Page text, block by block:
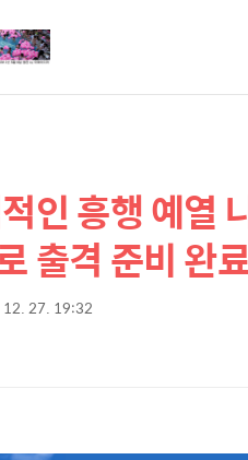
인 흥행 예열
출격 준비 완
27. 19:32